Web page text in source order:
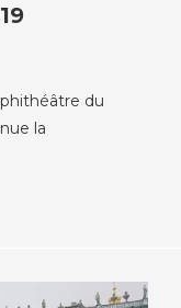
du
la